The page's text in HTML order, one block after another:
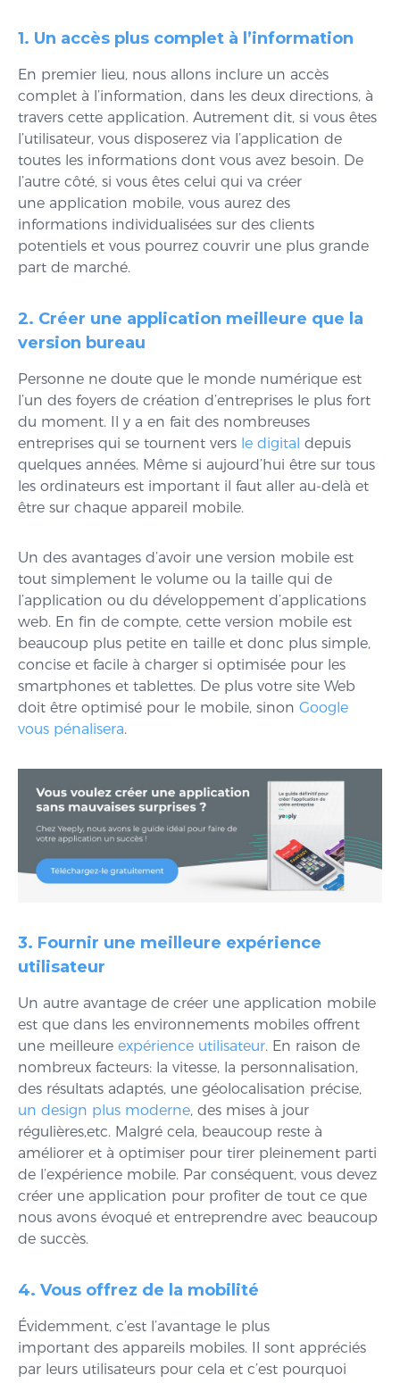
1. Un accès plus complet à l’information
En premier lieu, nous allons inclure un accès
complet à l’information, dans les deux directions, à
travers cette application. Autrement dit, si vous êtes
l’utilisateur, vous disposerez via l’application de
toutes les informations dont vous avez besoin. De
l’autre côté, si vous êtes celui qui va créer
une application mobile, vous aurez des
informations individualisées sur des clients
potentiels et vous pourrez couvrir une plus grande
part de marché.
2. Créer une application meilleure que la
version bureau
Personne ne doute que le monde numérique est
l’un des foyers de création d’entreprises le plus fort
du moment. Il y a en fait des nombreuses
entreprises qui se tournent vers le digital depuis
quelques années. Même si aujourd’hui être sur tous
les ordinateurs est important il faut aller au-delà et
être sur chaque appareil mobile.
Un des avantages d’avoir une version mobile est
tout simplement le volume ou la taille qui de
l’application ou du développement d’applications
web. En fin de compte, cette version mobile est
beaucoup plus petite en taille et donc plus simple,
concise et facile à charger si optimisée pour les
smartphones et tablettes. De plus votre site Web
doit être optimisé pour le mobile, sinon Google
vous pénalisera.
3. Fournir une meilleure expérience
utilisateur
Un autre avantage de créer une application mobile
est que dans les environnements mobiles offrent
une meilleure expérience utilisateur. En raison de
nombreux facteurs: la vitesse, la personnalisation,
des résultats adaptés, une géolocalisation précise,
un design plus moderne, des mises à jour
régulières,etc. Malgré cela, beaucoup reste à
améliorer et à optimiser pour tirer pleinement parti
de l’expérience mobile. Par conséquent, vous devez
créer une application pour profiter de tout ce que
nous avons évoqué et entreprendre avec beaucoup
de succès.
4. Vous offrez de la mobilité
Évidemment, c’est l’avantage le plus
important des appareils mobiles. Il sont appréciés
par leurs utilisateurs pour cela et c’est pourquoi